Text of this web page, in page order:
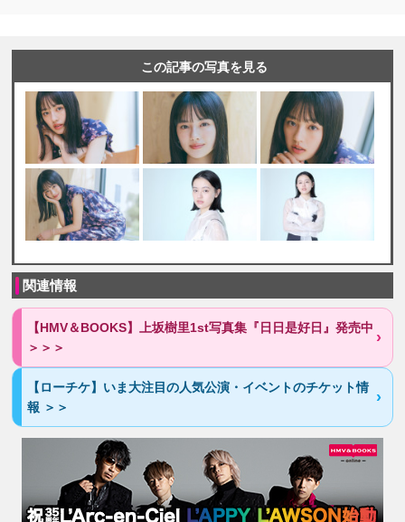
この記事の写真を見る
関連情報
【HMV＆BOOKS】上坂樹里1st写真集『日日是好日』発売中
＞＞＞
【ローチケ】いま大注目の人気公演・イベントのチケット情
報 ＞＞